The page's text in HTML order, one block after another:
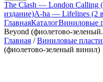
The Clash — London Calling
издание)A-ha — Lifelines (2
ГлавнаяКаталогВиниловые
Beyond (фиолетово-
Главная /Виниловые
(фиолетово-зеленый винил)